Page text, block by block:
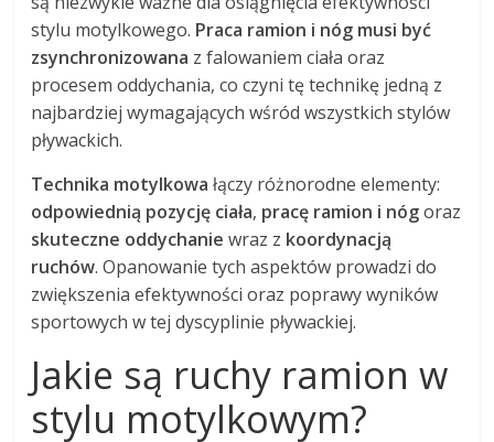
stylu motylkowego. Praca ramion i nóg musi być
zsynchronizowana z falowaniem ciała oraz
procesem oddychania, co czyni tę technikę jedną z
najbardziej wymagających wśród wszystkich stylów
pływackich.
Technika motylkowa łączy różnorodne elementy:
odpowiednią pozycję ciała, pracę ramion i nógoraz
skuteczne oddychanie wraz z koordynacją
ruchów. Opanowanie tych aspektów prowadzi do
zwiększenia efektywności oraz poprawy wyników
sportowych w tej dyscyplinie pływackiej.
Jakie są ruchy ramion w
stylu motylkowym?